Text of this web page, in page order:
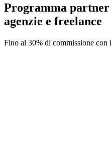
Programma partner
agenzie e freelance
Fino al 30% di commissione con